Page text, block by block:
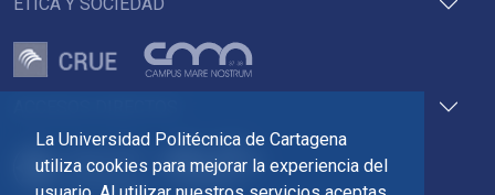
La Universidad Politécnica de Cartagena
utiliza cookies para mejorar la experiencia del
ÉTICA Y SOCIEDAD